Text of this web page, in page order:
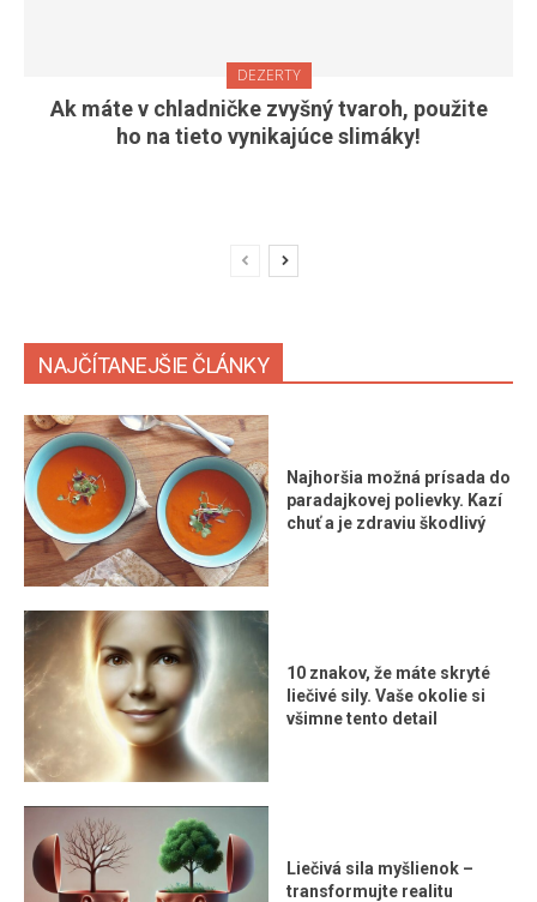
DEZERTY
Ak máte v chladničke zvyšný tvaroh, použite
ho na tieto vynikajúce slimáky!
NAJČÍTANEJŠIE ČLÁNKY
Najhoršia možná prísada do
paradajkovej polievky. Kazí
chuť a je zdraviu škodlivý
10 znakov, že máte skryté
liečivé sily. Vaše okolie si
všimne tento detail
Liečivá sila myšlienok –
transformujte realitu